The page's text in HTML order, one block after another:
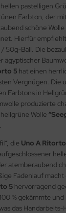
pastelligen
Farbton, der
schöne Wolle
Hierfür
Ball. Die
5 hat einen
Vergnügen. Die
in
produzierte
Wolle
die Uno A
atemberaubend
Fadenlauf
5 hervorragend
% gekämmte
das Handarbeits-